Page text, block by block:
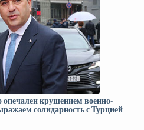
крушением военно-
солидарность с Турцией